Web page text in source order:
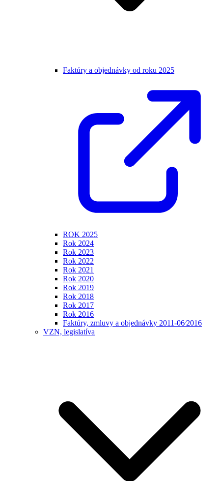
Faktúry a objednávky od roku 2025
ROK 2025
Rok 2024
Rok 2023
Rok 2022
Rok 2021
Rok 2020
Rok 2019
Rok 2018
Rok 2017
Rok 2016
Faktúry, zmluvy a objednávky 2011-06⁄2016
VZN, legislatíva